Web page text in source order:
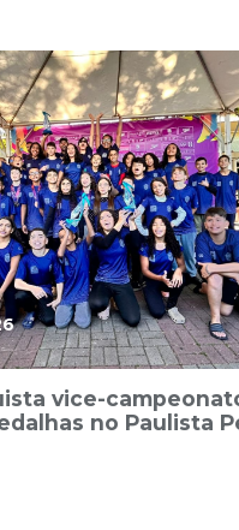
vice-
no Paulista